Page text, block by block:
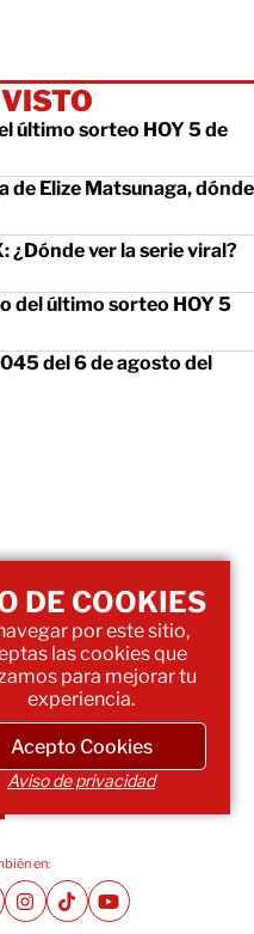
último sorteo HOY 5 de
de Elize Matsunaga, dónde
¿Dónde ver la serie viral?
del último sorteo HOY 5
del 6 de agosto del
en:
DE COOKIES
por este sitio,
las cookies que
para mejorar tu
experiencia.
Acepto Cookies
Aviso de privacidad